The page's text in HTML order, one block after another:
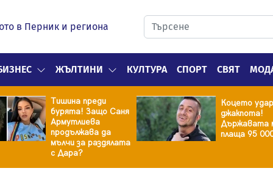
в Перник и региона
ЖЪЛТИНИ КУЛТУРА СПОРТ СВЯТ
Тишина преди
бурята! Защо Саня
Армутлиева
продължава да
мълчи за раздялата
с Дара?
Коцето
джакпота!
Държавата
плаща 95